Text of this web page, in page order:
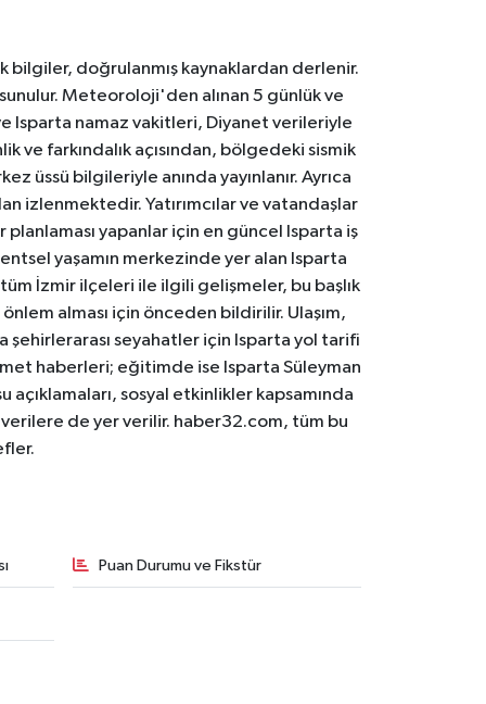
bilgiler, doğrulanmış kaynaklardan derlenir.
Meteoroloji'den alınan 5 günlük ve
Isparta namaz vakitleri, Diyanet verileriyle
ve farkındalık açısından, bölgedeki sismik
üssü bilgileriyle anında yayınlanır. Ayrıca
izlenmektedir. Yatırımcılar ve vatandaşlar
planlaması yapanlar için en güncel Isparta iş
yaşamın merkezinde yer alan Isparta
tüm İzmir ilçeleri ile ilgili gelişmeler, bu başlık
alması için önceden bildirilir. Ulaşım,
şehirlerarası seyahatler için Isparta yol tarifi
haberleri; eğitimde ise Isparta Süleyman
sosyal etkinlikler kapsamında
de yer verilir. haber32.com, tüm bu
Puan Durumu ve Fikstür